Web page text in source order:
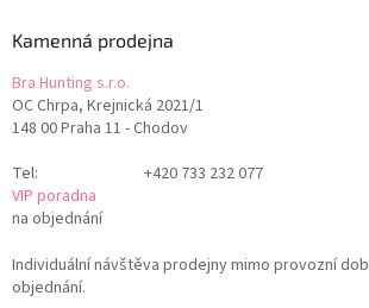
Kamenná prodejna
Bra Hunting s.r.o.
OC Chrpa, Krejnická 2021/1
148 00 Praha 11 - Chodov
Tel:
+420 733 232 077
VIP poradna
na objednání
Individuální návštěva prodejny mimo provozní
objednání.